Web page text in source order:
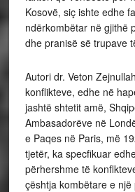
Kosovë, siç ishte edhe
ndërkombëtar në gjithë
dhe pranisë së trupave
Autori dr. Veton
konflikteve, edhe në
jashtë shtetit amë,
Ambasadorëve në
e Paqes në Paris, më
tjetër, ka specfikuar
përhershme të
çështja kombëtare e